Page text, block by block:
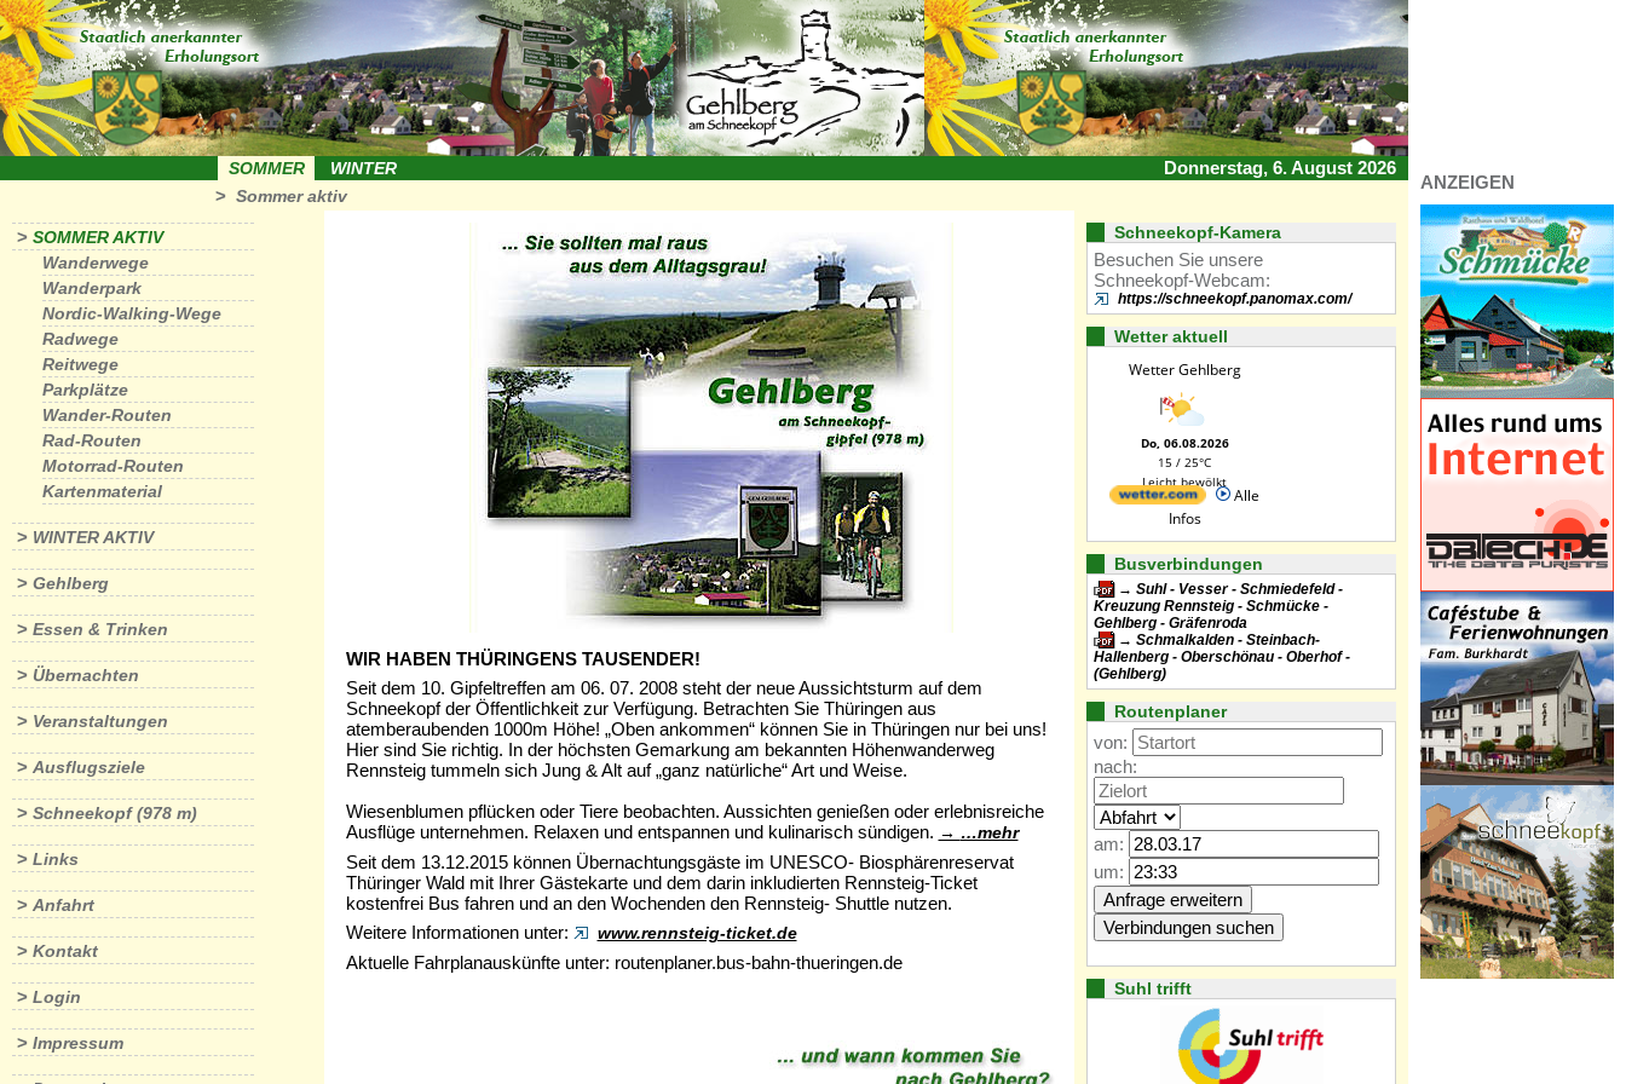
SOMMER WINTER
Donnerstag, 6. August 2026
> Sommer aktiv
> SOMMER AKTIV
Wanderwege
Wanderpark
Nordic-Walking-Wege
Radwege
Reitwege
Parkplätze
Wander-Routen
Rad-Routen
Motorrad-Routen
Kartenmaterial
> WINTER AKTIV
> Gehlberg
> Essen & Trinken
> Übernachten
> Veranstaltungen
> Ausflugsziele
> Schneekopf (978 m)
> Links
> Anfahrt
> Kontakt
> Login
> Impressum
WIR HABEN THÜRINGENS TAUSENDER!
Seit dem 10. Gipfeltreffen am 06. 07. 2008 steht der neue Aussichtsturm auf dem
Schneekopf der Öffentlichkeit zur Verfügung. Betrachten Sie Thüringen aus
atemberaubenden 1000m Höhe! „Oben ankommen“ können Sie in Thüringen nur bei uns!
Hier sind Sie richtig. In der höchsten Gemarkung am bekannten Höhenwanderweg
Rennsteig tummeln sich Jung & Alt auf „ganz natürliche“ Art und Weise.
Wiesenblumen pflücken oder Tiere beobachten. Aussichten genießen oder erlebnisreiche
Ausflüge unternehmen. Relaxen und entspannen und kulinarisch sündigen.
…mehr
Seit dem 13.12.2015 können Übernachtungsgäste im UNESCO- Biosphärenreservat
Thüringer Wald mit Ihrer Gästekarte und dem darin inkludierten Rennsteig-Ticket
kostenfrei Bus fahren und an den Wochenden den Rennsteig- Shuttle nutzen.
Weitere Informationen unter:
www.rennsteig-ticket.de
Aktuelle Fahrplanauskünfte unter: routenplaner.bus-bahn-thueringen.de
Schneekopf-Kamera
Besuchen Sie unsere
Schneekopf-Webcam:
https://schneekopf.panomax.com/
Wetter aktuell
Wetter Gehlberg
Do, 06.08.2026
15 / 25°C
Leicht bewölkt
Alle
Infos
Busverbindungen
Suhl - Vesser - Schmiedefeld -
Kreuzung Rennsteig - Schmücke -
Gehlberg - Gräfenroda
Schmalkalden - Steinbach-
Hallenberg - Oberschönau - Oberhof -
(Gehlberg)
Routenplaner
von:
nach:
am:
um:
Suhl trifft
ANZEIGEN